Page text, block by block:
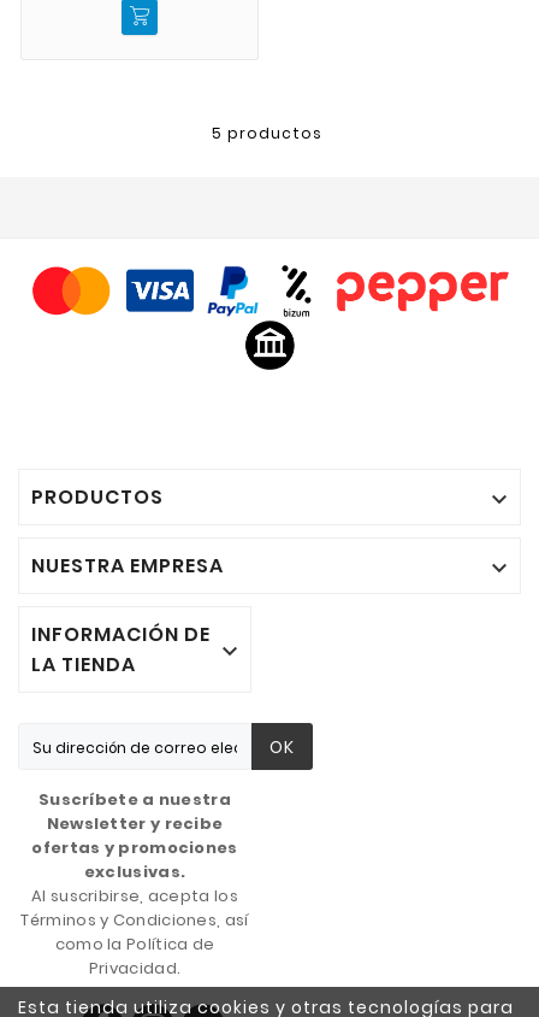
Esta tienda utiliza cookies y otras tecnologías para
5 productos
PRODUCTOS 
NUESTRA EMPRESA 
INFORMACIÓN DE
LA TIENDA

OK
Suscríbete a nuestra
Newsletter y recibe
ofertas y promociones
exclusivas.
Al suscribirse, acepta los
Términos y Condiciones, así
como la Política de
Privacidad.